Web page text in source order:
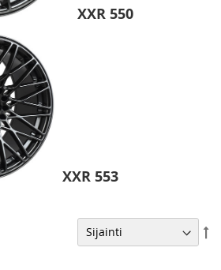
XXR 550
XXR 553